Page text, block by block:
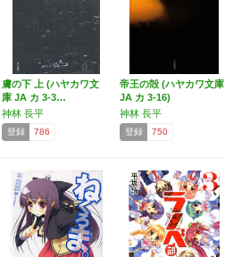
膚の下 上 (ハヤカワ文
庫 JA カ 3-3…
神林 長平
登録 786
帝王の殻 (ハヤカワ文庫
JA カ 3-16)
神林 長平
登録 750